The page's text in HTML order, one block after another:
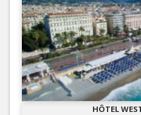
HÔTEL